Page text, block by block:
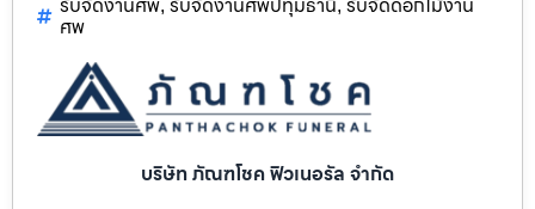
, ,
ศพ
บริษัท ภัณฑโชค ฟิวเนอรัล จำกัด